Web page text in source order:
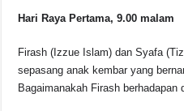
Hari Raya Pertama, 9.00 malam
Firash (Izzue Islam) dan Syafa
sepasang anak kembar yang
Bagaimanakah Firash berhadapan